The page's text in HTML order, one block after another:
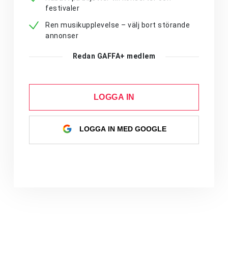
festivaler
Ren musikupplevelse – välj bort störande
annonser
Redan GAFFA+ medlem
LOGGA IN
LOGGA IN MED GOOGLE